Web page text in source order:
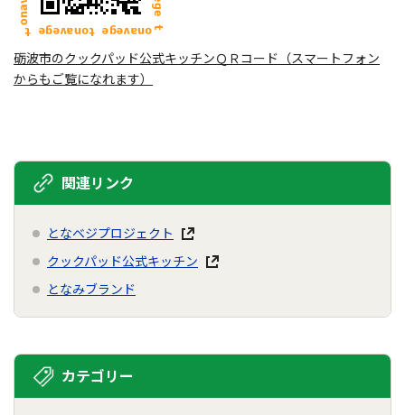
砺波市のクックパッド公式キッチンＱＲコード（スマートフォン
からもご覧になれます）
関連リンク
となベジプロジェクト
クックパッド公式キッチン
となみブランド
カテゴリー